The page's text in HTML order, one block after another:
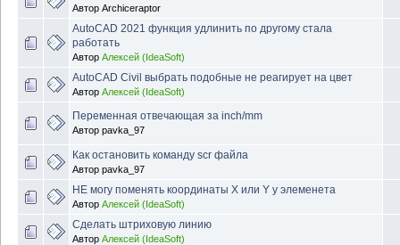
Автор Archiceraptor
AutoCAD 2021 функция удлинить по другому стала
работать
Автор Алексей (IdeaSoft)
AutoCAD Civil выбрать подобные не реагирует на цвет
Автор Алексей (IdeaSoft)
Переменная отвечающая за inch/mm
Автор pavka_97
Как остановить команду scr файла
Автор pavka_97
НЕ могу поменять координаты X или Y у элеменета
Автор Алексей (IdeaSoft)
Сделать штриховую линию
Автор Алексей (IdeaSoft)